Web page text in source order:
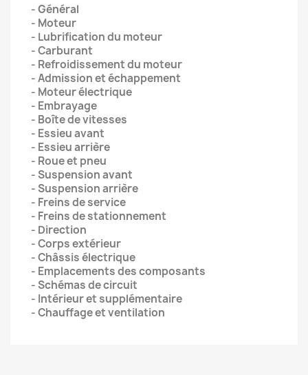
- Général
- Moteur
- Lubrification du moteur
- Carburant
- Refroidissement du moteur
- Admission et échappement
- Moteur électrique
- Embrayage
- Boîte de vitesses
- Essieu avant
- Essieu arrière
- Roue et pneu
- Suspension avant
- Suspension arrière
- Freins de service
- Freins de stationnement
- Direction
- Corps extérieur
- Châssis électrique
- Emplacements des composants
- Schémas de circuit
- Intérieur et supplémentaire
- Chauffage et ventilation